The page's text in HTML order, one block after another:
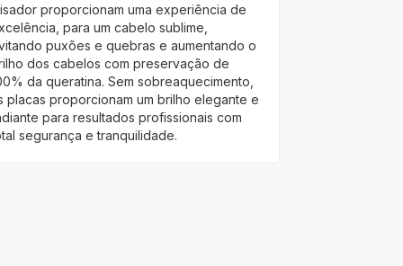
proporcionam uma experiência de
para um cabelo sublime,
puxões e quebras e aumentando o
dos cabelos com preservação de
da queratina. Sem sobreaquecimento,
placas proporcionam um brilho elegante e
para resultados profissionais com
segurança e tranquilidade.